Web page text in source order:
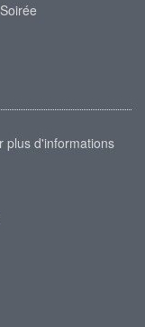
plus d'informations